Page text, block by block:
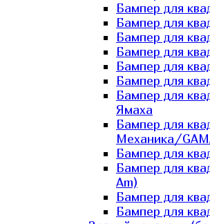
Бампер для
Бампер для
Бампер для
Бампер для
Бампер для
Бампер для
Бампер для
Ямаха
Бампер для
Механика/
Бампер для
Бампер для
Am)
Бампер для
Бампер для